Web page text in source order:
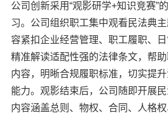
公司创新采用“观影研学+知识竞赛”
习。公司组织职工集中观看民法典
容紧扣企业经营管理、职工履职、日
精准解读适配性强的法律条文，帮
内容，明晰合规履职标准，切实提
能力。观影结束后，公司随即开展
内容涵盖总则、物权、合同、人格权